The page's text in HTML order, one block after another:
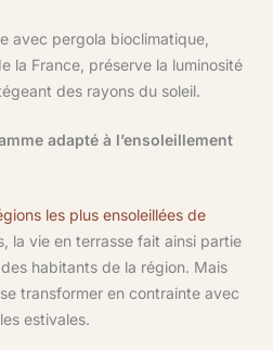
avec pergola bioclimatique,
la France, préserve la luminosité
des rayons du soleil.
adapté à l’ensoleillement
les plus ensoleillées de
la vie en terrasse fait ainsi partie
habitants de la région. Mais
transformer en contrainte avec
estivales.